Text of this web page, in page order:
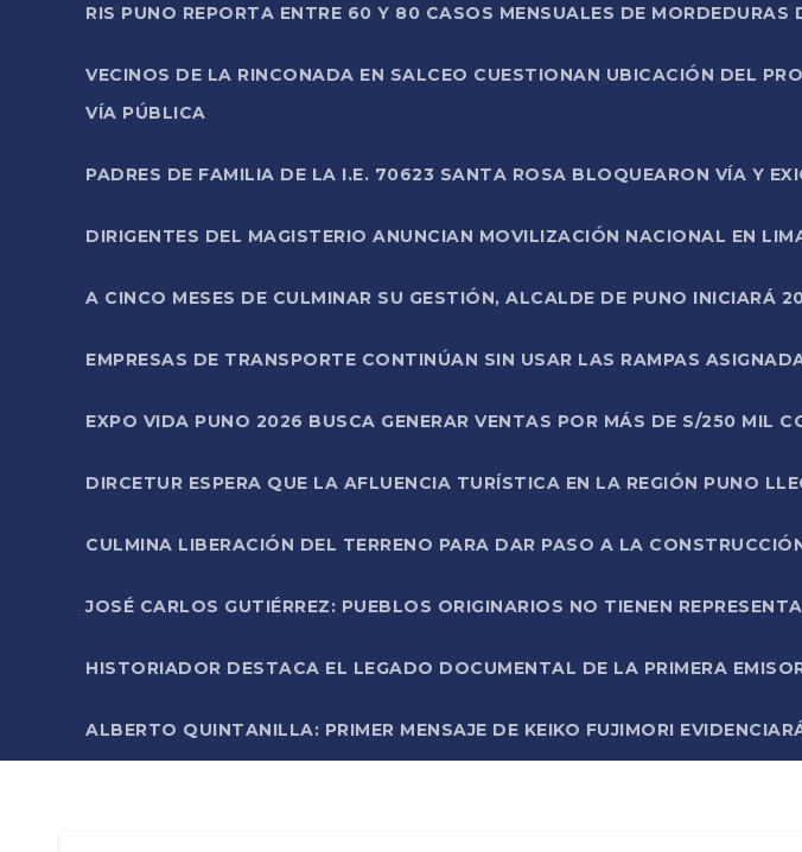
RIS PUNO REPORTA ENTRE 60 Y 80 CASOS MENSUALES DE MORDEDURAS
VECINOS DE LA RINCONADA EN SALCEO CUESTIONAN UBICACIÓN DEL
VÍA PÚBLICA
PADRES DE FAMILIA DE LA I.E. 70623 SANTA ROSA BLOQUEARON VÍA Y
DIRIGENTES DEL MAGISTERIO ANUNCIAN MOVILIZACIÓN NACIONAL EN
A CINCO MESES DE CULMINAR SU GESTIÓN, ALCALDE DE PUNO INICIARÁ
EMPRESAS DE TRANSPORTE CONTINÚAN SIN USAR LAS RAMPAS
EXPO VIDA PUNO 2026 BUSCA GENERAR VENTAS POR MÁS DE S/250 MIL
DIRCETUR ESPERA QUE LA AFLUENCIA TURÍSTICA EN LA REGIÓN PUNO
CULMINA LIBERACIÓN DEL TERRENO PARA DAR PASO A LA
JOSÉ CARLOS GUTIÉRREZ: PUEBLOS ORIGINARIOS NO TIENEN
HISTORIADOR DESTACA EL LEGADO DOCUMENTAL DE LA PRIMERA
ALBERTO QUINTANILLA: PRIMER MENSAJE DE KEIKO FUJIMORI